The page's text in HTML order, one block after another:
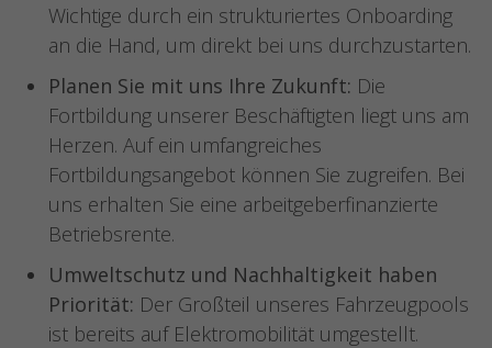
Wichtige durch ein strukturiertes Onboarding
an die Hand, um direkt bei uns durchzustarten.
Planen Sie mit uns Ihre Zukunft: Die
Fortbildung unserer Beschäftigten liegt uns am
Herzen. Auf ein umfangreiches
Fortbildungsangebot können Sie zugreifen. Bei
uns erhalten Sie eine arbeitgeberfinanzierte
Betriebsrente.
Umweltschutz und Nachhaltigkeit haben
Priorität: Der Großteil unseres Fahrzeugpools
ist bereits auf Elektromobilität umgestellt.